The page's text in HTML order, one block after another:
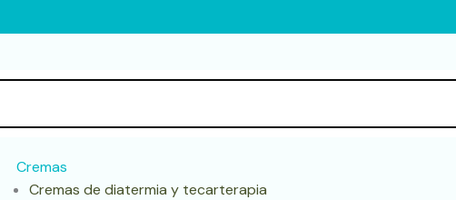
Cremas
Cremas de diatermia y tecarterapia